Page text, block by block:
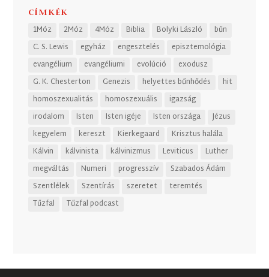
CÍMKÉK
1Móz 2Móz 4Móz Biblia Bolyki László
bűn
C. S. Lewis
egyház engesztelés
episztemológia
evangélium
evangéliumi evolúció
exodusz
G. K. Chesterton
Genezis helyettes bűnhődés
hit
homoszexualitás
homoszexuális
igazság
irodalom
Isten Isten igéje Isten országa
Jézus
kegyelem
kereszt Kierkegaard
Krisztus halála
Kálvin
kálvinista kálvinizmus Leviticus
Luther
megváltás
Numeri progresszív
Szabados Ádám
Szentlélek
Szentírás szeretet
teremtés
Tűzfal
Tűzfal podcast